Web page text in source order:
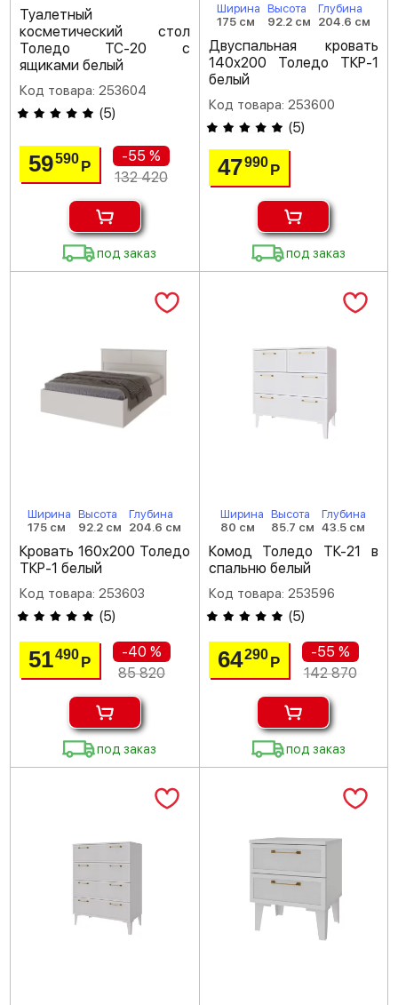
Туалетный
косметический стол
Толедо ТС-20 с
ящиками белый
Код товара: 253604
(5)
59590Р
-55 %
132 420
под заказ
Ширина
175 см
Высота
92.2 см
Глубина
204.6 см
Двуспальная кровать
140х200 Толедо ТКР-1
белый
Код товара: 253600
(5)
47990 Р
под заказ
Ширина
175 см
Высота
92.2 см
Глубина
204.6 см
Кровать 160х200 Толедо
ТКР-1 белый
Код товара: 253603
(5)
51490Р
-40 %
85 820
под заказ
Ширина
80 см
Высота
85.7 см
Глубина
43.5 см
Комод Толедо ТК-21 в
спальню белый
Код товара: 253596
(5)
64290 Р
-55 %
142 870
под заказ